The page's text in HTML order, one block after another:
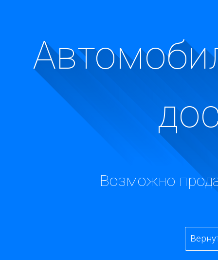
Возможно